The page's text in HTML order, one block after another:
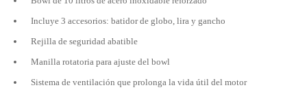
Incluye 3 accesorios: batidor de globo, lira y gancho
Rejilla de seguridad abatible
Manilla rotatoria para ajuste del bowl
Sistema de ventilación que prolonga la vida útil del motor